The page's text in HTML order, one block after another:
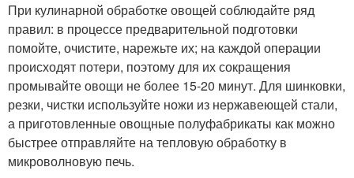
При кулинарной обработке овощей соблюдайте ряд
правил: в процессе предварительной подготовки
помойте, очистите, нарежьте их; на каждой операции
происходят потери, поэтому для их сокращения
промывайте овощи не более 15-20 минут. Для шинковки,
резки, чистки используйте ножи из нержавеющей стали,
а приготовленные овощные полуфабрикаты как можно
быстрее отправляйте на тепловую обработку в
микроволновую печь.